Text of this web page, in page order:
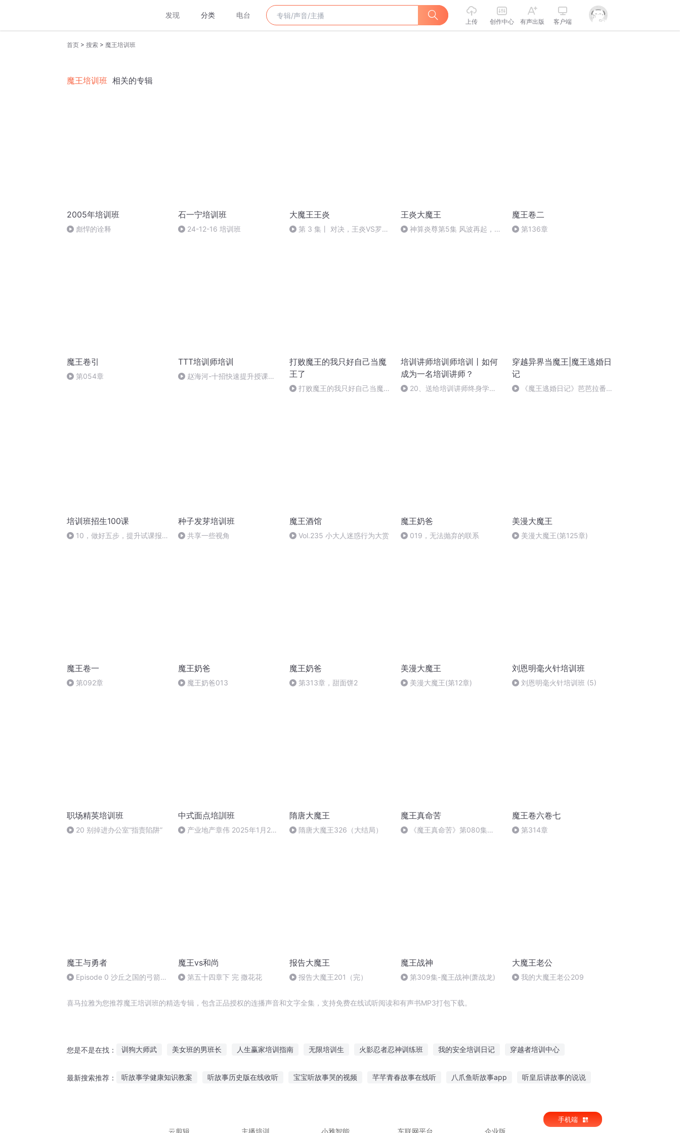
发现 分类 电台
上传 创作中心 有声出版 客户端
首页 > 搜索 > 魔王培训班
魔王培训班 相关的专辑
2005年培训班
彪悍的诠释
石一宁培训班
24-12-16 培训班
大魔王王炎
第 3 集丨 对决，王炎VS罗
王炎大魔王
神算炎尊第5集 风波再起，红
魔王卷二
第136章
魔王卷引
第054章
TTT培训师培训
赵海河-十招快速提升授课水
打败魔王的我只好自己当魔
王了
打败魔王的我只好自己当魔王
培训讲师培训师培训丨如何
成为一名培训讲师？
20、送给培训讲师终身学习
穿越异界当魔王|魔王逃婚日
记
《魔王逃婚日记》芭芭拉番外
培训班招生100课
10，做好五步，提升试课报
种子发芽培训班
共享一些视角
魔王酒馆
Vol.235 小大人迷惑行为大赏
魔王奶爸
019，无法抛弃的联系
美漫大魔王
美漫大魔王(第125章)
魔王卷一
第092章
魔王奶爸
魔王奶爸013
魔王奶爸
第313章，甜面饼2
美漫大魔王
美漫大魔王(第12章)
刘恩明毫火针培训班
刘恩明毫火针培训班 (5)
职场精英培训班
20 别掉进办公室“指责陷阱”
中式面点培訓班
产业地产章伟 2025年1月27
隋唐大魔王
隋唐大魔王326（大结局）
魔王真命苦
《魔王真命苦》第080集
魔王卷六卷七
第314章
魔王与勇者
Episode 0 沙丘之国的弓箭手
魔王vs和尚
第五十四章下 完 撒花花
报告大魔王
报告大魔王201（完）
魔王战神
第309集-魔王战神(萧战龙)
大魔王老公
我的大魔王老公209
喜马拉雅为您推荐魔王培训班的精选专辑，包含正品授权的连播声音和文字全集，支持免费在线试听阅读和有声书MP3打包下载。
您是不是在找： 训狗大师武 美女班的男班长 人生赢家培训指南 无限培训生 火影忍者忍神训练班 我的安全培训日记 穿越者培训中心
最新搜索推荐： 听故事学健康知识教案 听故事历史版在线收听 宝宝听故事哭的视频 芊芊青春故事在线听 八爪鱼听故事app 听皇后讲故事的说说
云剪辑
主播培训 小雅智能 车联网平台 企业版
手机端